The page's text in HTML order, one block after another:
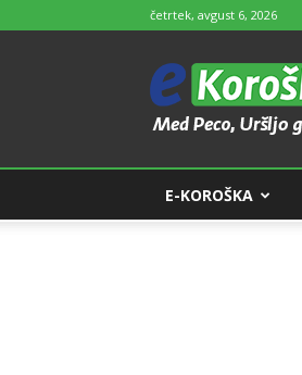
četrtek, avgust 6, 2026
e-
Koroška
E-KOROŠKA